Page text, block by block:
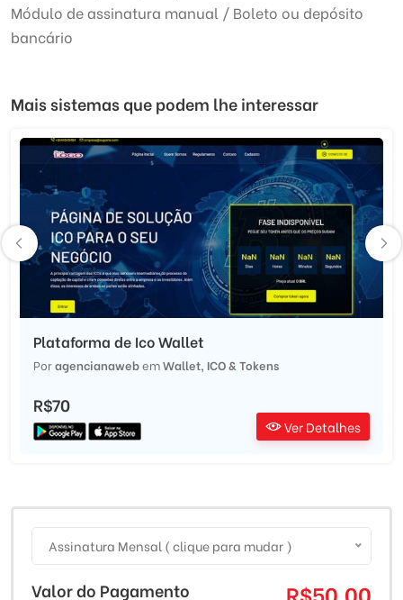
Módulo de assinatura manual / Boleto ou depósito
bancário
Mais sistemas que podem lhe interessar
Plataforma de Ico Wallet
PoragencianawebemWallet, ICO & Tokens
R$70
Ver Detalhes
Assinatura Mensal ( clique para mudar )
Valor do Pagamento R$50.00